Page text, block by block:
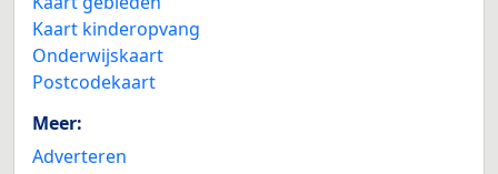
Kaart kinderopvang
Onderwijskaart
Postcodekaart
Meer:
Adverteren